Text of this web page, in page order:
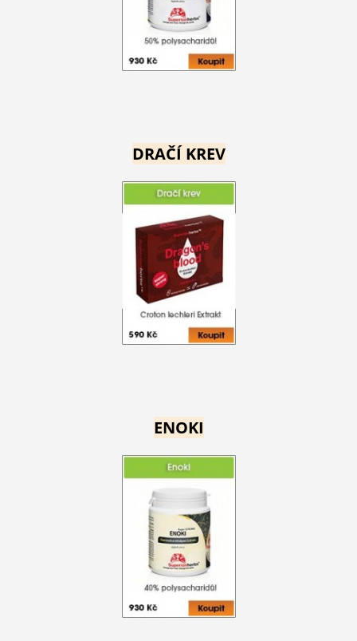
DRAČÍ KREV
ENOKI